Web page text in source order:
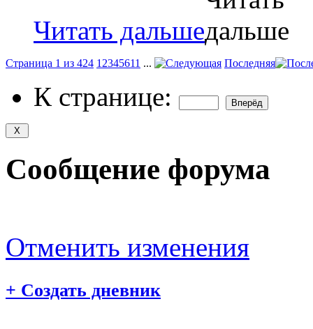
Читать дальше
Страница 1 из 424 1 2345611 ... Последняя
К странице:
Сообщение форума
Отменить изменения
+ Создать дневник